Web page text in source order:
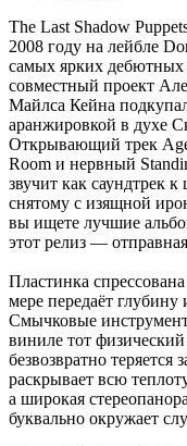
The Last Shadow
2008 году на лейбле
самых ярких дебютных
совместный проект
Майлса Кейна
аранжировкой в духе
Открывающий трек
Room и нервный
звучит как саундтрек
снятому с изящной
вы ищете лучшие
этот релиз —
Пластинка
мере передаёт глубину
Смычковые
виниле тот
безвозвратно теряется
раскрывает всю
а широкая
буквально окружает